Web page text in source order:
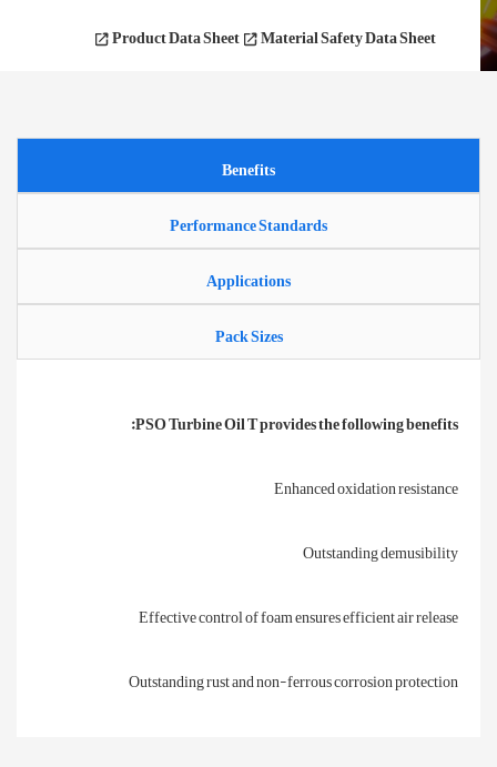
Product Data Sheet Material Safety Data Sheet
Benefits
Performance Standards
Applications
Pack Sizes
PSO Turbine Oil T provides the following benefits:
Enhanced oxidation resistance
Outstanding demusibility
Effective control of foam ensures efficient air release
Outstanding rust and non-ferrous corrosion protection